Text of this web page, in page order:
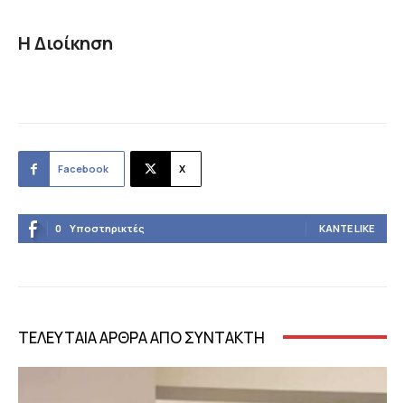
Η Διοίκηση
Facebook X
0 Υποστηρικτές ΚΆΝΤΕ LIKE
ΤΕΛΕΥΤΑΙΑ ΑΡΘΡΑ ΑΠΟ ΣΥΝΤΑΚΤΗ